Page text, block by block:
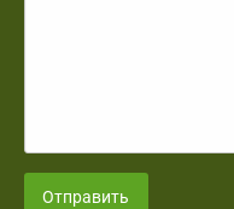
Отправить